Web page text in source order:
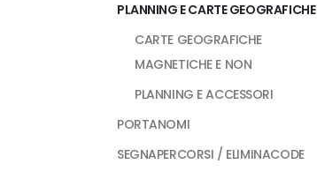
PLANNING E CARTE GEOGRAFICHE
CARTE GEOGRAFICHE
MAGNETICHE E NON
PLANNING E ACCESSORI
PORTANOMI
SEGNAPERCORSI / ELIMINACODE